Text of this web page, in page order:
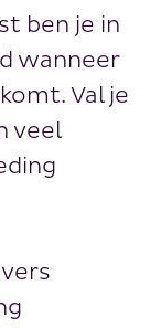
ben je in
wanneer
Val je
veel